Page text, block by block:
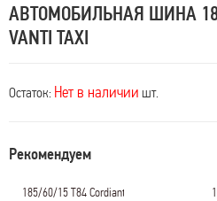
АВТОМОБИЛЬНАЯ ШИНА
VANTI TAXI
Остаток: Нет в наличии шт.
Рекомендуем
185/60/15 T84 Cordiant